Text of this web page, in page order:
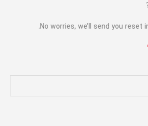
No worries, we’ll send you reset